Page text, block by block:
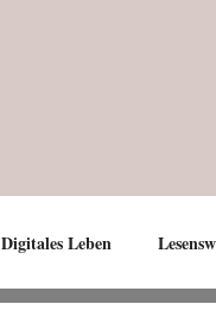
Digitales Leben